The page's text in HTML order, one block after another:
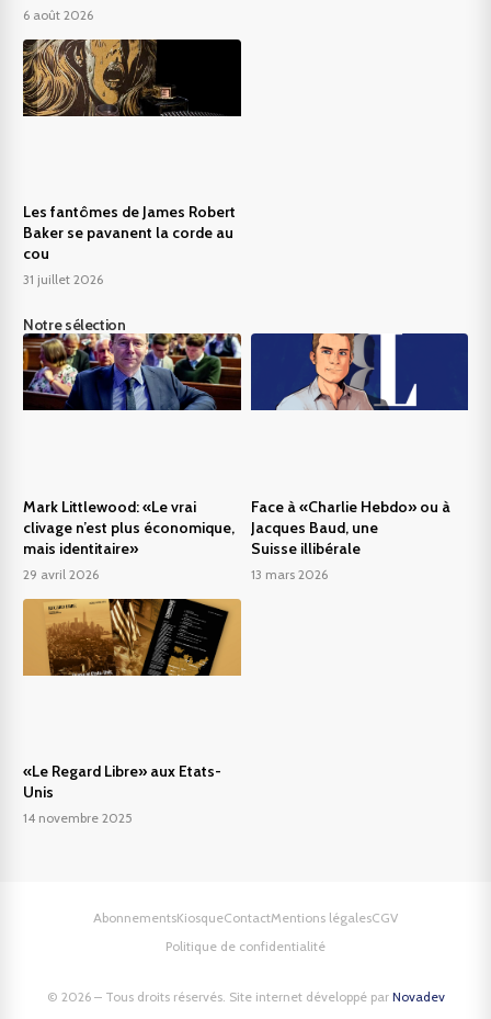
6 août 2026
Les fantômes de James Robert
Baker se pavanent la corde au
cou
31 juillet 2026
Notre sélection
Mark Littlewood: «Le vrai
clivage n’est plus économique,
mais identitaire»
29 avril 2026
Face à «Charlie Hebdo» ou à
Jacques Baud, une
Suisse illibérale
13 mars 2026
«Le Regard Libre» aux Etats-
Unis
14 novembre 2025
© 2026 – Tous droits réservés. Site internet développé par Novadev
AbonnementsKiosqueContactMentions légalesCGV
Politique de confidentialité